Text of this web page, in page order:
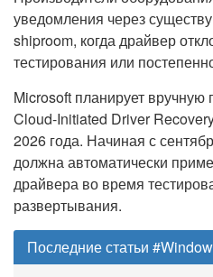
уведомления через
shiproom, когда драйвер
тестирования или
Microsoft планирует вручную
Cloud-Initiated Driver
2026 года. Начиная с
должна автоматически
драйвера во время
развертывания.
Последние статьи